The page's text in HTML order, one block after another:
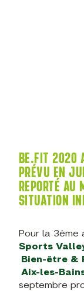
BE.FIT 2020
PRÉVU EN
REPORTÉ AU
SITUATION
Pour la 3ème
Sports
Bien-être &
Aix-les-
septembre